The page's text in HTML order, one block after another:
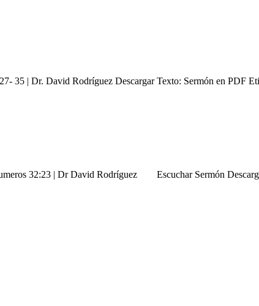
35 | Dr. David Rodríguez Descargar Texto: Sermón en PDF
32:23 | Dr David Rodríguez Escuchar Sermón